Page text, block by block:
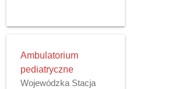
Ambulatorium
pediatryczne
Wojewódzka Stacja